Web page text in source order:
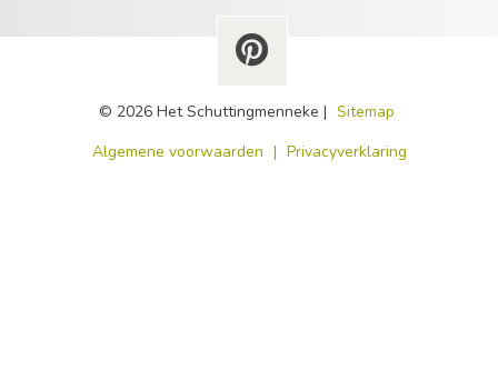
© 2026 Het Schuttingmenneke | Sitemap
​Algemene voorwaarden | Privacyverklaring